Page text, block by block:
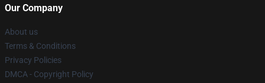
Our Company
About us
Terms & Conditions
Privacy Policies
DMCA - Copyright Policy